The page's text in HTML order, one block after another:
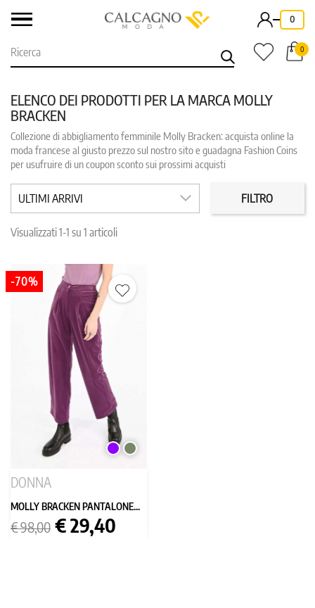
- 0
0
ELENCO DEI PRODOTTI PER LA MARCA MOLLY
BRACKEN
CATEGORIE PREZZO
COLORE TAGLIA
REPARTO
Collezione di abbigliamento femminile Molly Bracken: acquista online la
moda francese al giusto prezzo sul nostro sito e guadagna Fashion Coins
per usufruire di un coupon sconto sui prossimi acquisti
ULTIMI ARRIVI FILTRO
Visualizzati 1-1 su 1 articoli
VIOLAVERDE
DONNA
MOLLY BRACKEN PANTALONE...
Prezzo
base
€ 98,00 Prezzo
€ 29,40
-70%